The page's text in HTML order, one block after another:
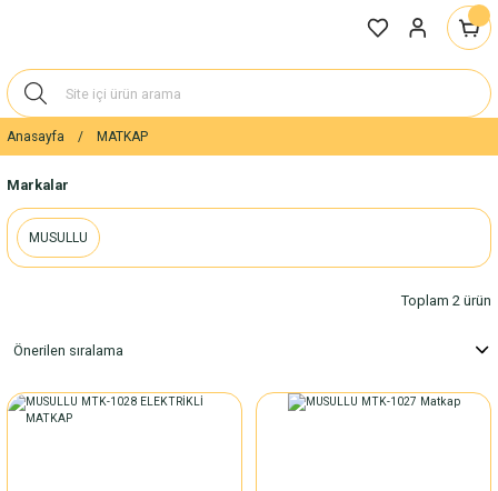
Anasayfa MATKAP
Markalar
MUSULLU
Toplam 2 ürün